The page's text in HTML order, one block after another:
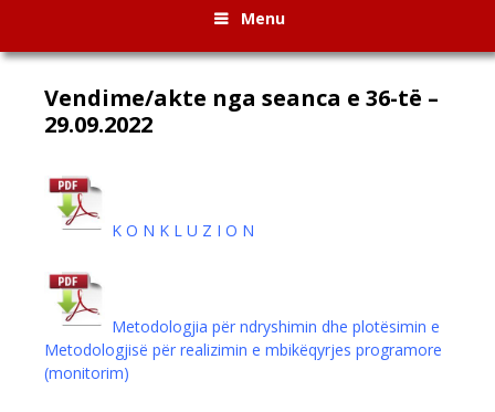
Menu
Vendime/akte nga seanca e 36-të –
29.09.2022
K O N K L U Z I O N
Metodologjia për ndryshimin dhe plotësimin e
Metodologjisë për realizimin e mbikëqyrjes programore
(monitorim)